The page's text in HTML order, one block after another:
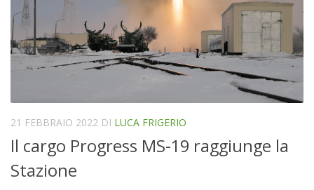
21 FEBBRAIO 2022 DI LUCA FRIGERIO
Il cargo Progress MS-19 raggiunge la
Stazione